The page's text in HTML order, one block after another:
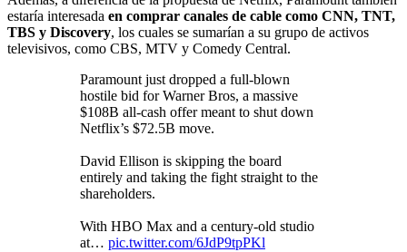
estaría interesada en comprar canales de cable como CNN, TNT,
TBS y Discovery, los cuales se sumarían a su grupo de activos
televisivos, como CBS, MTV y Comedy Central.
Paramount just dropped a full-blown
hostile bid for Warner Bros, a massive
$108B all-cash offer meant to shut down
Netflix’s $72.5B move.
David Ellison is skipping the board
entirely and taking the fight straight to the
shareholders.
With HBO Max and a century-old studio
at… pic.twitter.com/6JdP9tpPKl